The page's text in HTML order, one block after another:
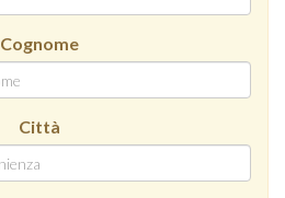
Cognome
Città